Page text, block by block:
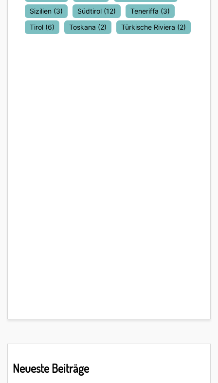
Sizilien (3) Südtirol (12) Teneriffa (3)
Tirol (6) Toskana (2) Türkische Riviera (2)
Sidebar
Neueste Beiträge